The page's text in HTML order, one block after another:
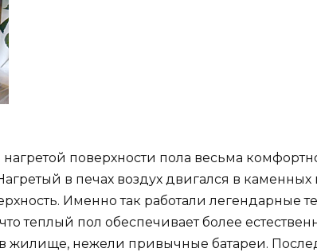
нагретой поверхности пола весьма
в печах воздух двигался в каменных
Именно так работали легендарные
теплый пол обеспечивает более
жилище, нежели привычные батареи.